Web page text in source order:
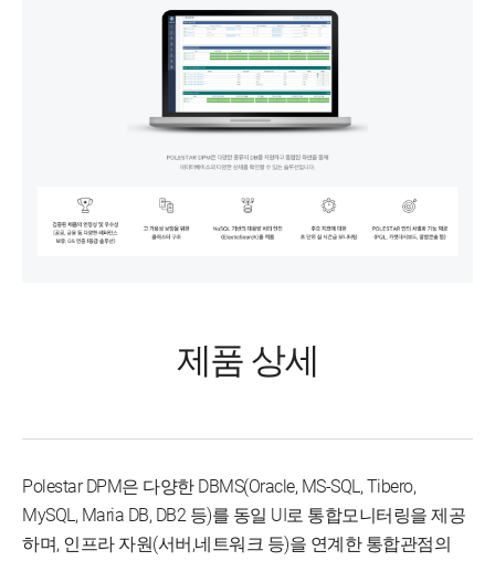
제품 상세
Polestar DPM은 다양한 DBMS(Oracle, MS-SQL, Tibero,
MySQL, Maria DB, DB2 등)를 동일 UI로 통합모니터링을 제공
하며, 인프라 자원(서버,네트워크 등)을 연계한 통합관점의